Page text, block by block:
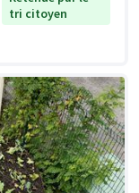
tri citoyen